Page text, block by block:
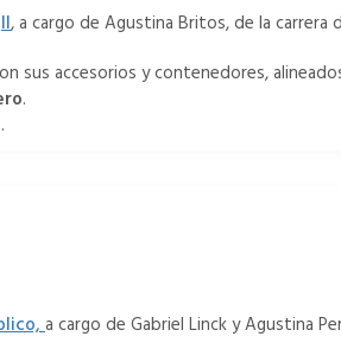
II, a cargo de Agustina Britos, de la carrera
accesorios y contenedores,
.
a cargo de Gabriel Linck y Agustina